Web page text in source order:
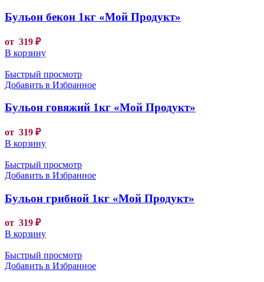
Бульон бекон 1кг «Мой Продукт»
от 319 ₽
В корзину
Быстрый просмотр
Добавить в Избранное
Бульон говяжий 1кг «Мой Продукт»
от 319 ₽
В корзину
Быстрый просмотр
Добавить в Избранное
Бульон грибной 1кг «Мой Продукт»
от 319 ₽
В корзину
Быстрый просмотр
Добавить в Избранное